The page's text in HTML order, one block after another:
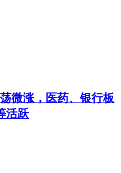
微涨，医药、银行板
活跃